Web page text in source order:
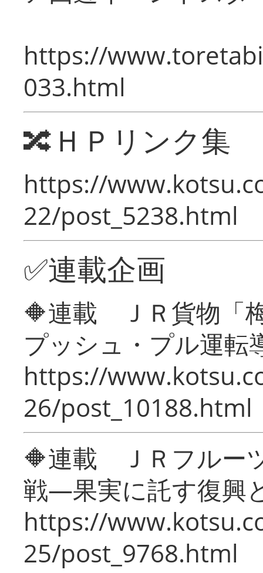
https://
033.html
🔀ＨＰリンク集
https://
22/post_5238.html
✅連載企画
🔶連載 ＪＲ貨物「
プッシュ・プル運転
https://
26/post_10188.html
🔶連載 ＪＲフルー
戦―果実に託す復興
https://
25/post_9768.html